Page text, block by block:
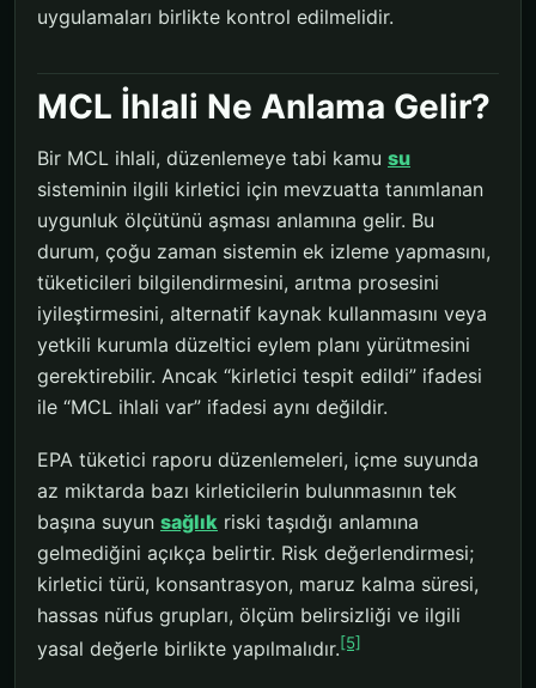
uygulamaları birlikte kontrol edilmelidir.
MCL İhlali Ne Anlama Gelir?
Bir MCL ihlali, düzenlemeye tabi kamu su
sisteminin ilgili kirletici için mevzuatta tanımlanan
uygunluk ölçütünü aşması anlamına gelir. Bu
durum, çoğu zaman sistemin ek izleme yapmasını,
tüketicileri bilgilendirmesini, arıtma prosesini
iyileştirmesini, alternatif kaynak kullanmasını veya
yetkili kurumla düzeltici eylem planı yürütmesini
gerektirebilir. Ancak “kirletici tespit edildi” ifadesi
ile “MCL ihlali var” ifadesi aynı değildir.
EPA tüketici raporu düzenlemeleri, içme suyunda
az miktarda bazı kirleticilerin bulunmasının tek
başına suyun sağlık riski taşıdığı anlamına
gelmediğini açıkça belirtir. Risk değerlendirmesi;
kirletici türü, konsantrasyon, maruz kalma süresi,
hassas nüfus grupları, ölçüm belirsizliği ve ilgili
yasal değerle birlikte yapılmalıdır.[5]